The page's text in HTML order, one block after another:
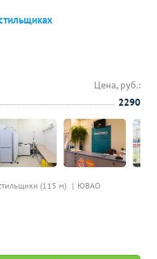
(115 м) ЮВАО
Цена, руб.:
2290